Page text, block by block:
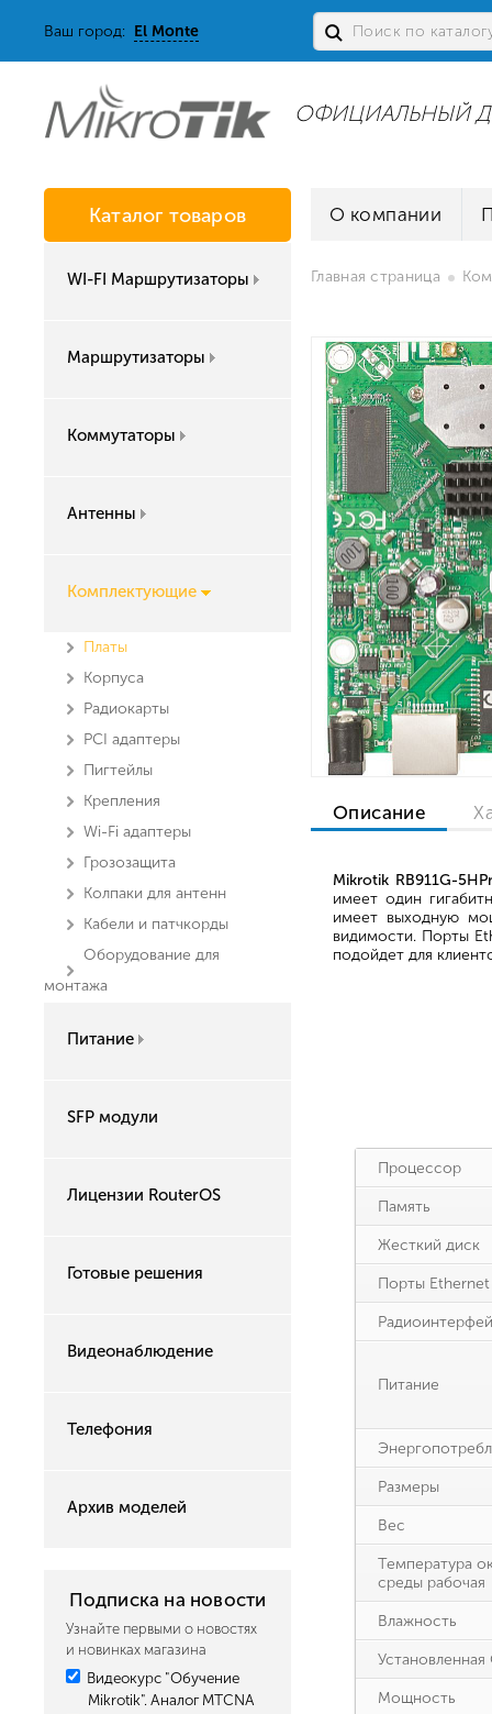
Ваш город: El Monte
ОФИЦИАЛЬНЫЙ
Каталог товаров
WI-FI Маршрутизаторы
Маршрутизаторы
Коммутаторы
Антенны
Комплектующие
Платы
Корпуса
Радиокарты
PCI адаптеры
Пигтейлы
Крепления
Wi-Fi адаптеры
Грозозащита
Колпаки для антенн
Кабели и патчкорды
Оборудование для
монтажа
Питание
SFP модули
Лицензии RouterOS
Готовые решения
Видеонаблюдение
Телефония
Архив моделей
Подписка на новости
Узнайте первыми о новостях
и новинках магазина
Видеокурс "Обучение
Mikrotik". Аналог MTCNA
О компании
Главная страница
Описание
Mikrotik RB911G-
имеет один
имеет выходную
видимости. Порты
подойдет для
Процессор
Память
Жесткий диск
Порты Ethernet
Питание
Размеры
Вес
Температура
среды рабочая
Влажность
Мощность